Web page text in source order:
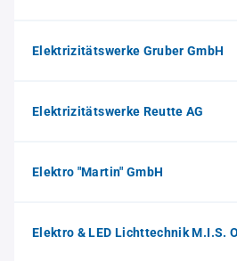
Elektrizitätswerke Gruber GmbH
Elektrizitätswerke Reutte AG
Elektro "Martin" GmbH
Elektro & LED Lichttechnik M.I.S.